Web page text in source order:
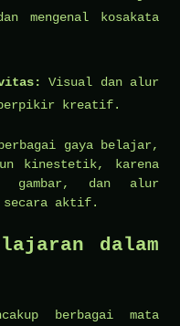
mengenal kosakata
Visual dan alur
berpikir kreatif.
gaya belajar,
kinestetik, karena
gambar, dan alur
aktif.
dalam
berbagai mata